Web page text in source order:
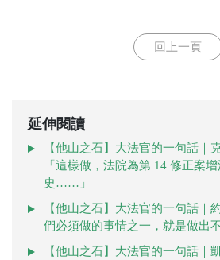
回上一頁
延伸閱讀
【他山之石】大法官的一句話｜
「這樣做，法院為第 14 修正案
史……」
【他山之石】大法官的一句話｜
們必須做的事情之一，就是做出
【他山之石】大法官的一句話｜